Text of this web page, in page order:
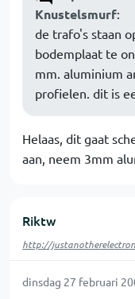
Knustelsmurf:
de trafo's staan
bodemplaat te
mm. aluminium
profielen. dit is
Helaas, dit gaat
aan, neem 3mm
Riktw
http://
dinsdag 27 februari